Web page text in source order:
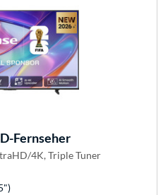
Fernseher
4K, Triple Tuner